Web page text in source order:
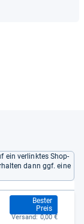
ein verlinktes Shop-
dann ggf. eine
Bester
Preis
379,99 €
Versand: 0,00 €